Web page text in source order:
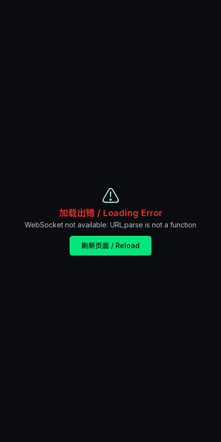
⚠️
加载出错 / Loading Error
WebSocket not available: URL.parse is not a function
刷新页面 / Reload